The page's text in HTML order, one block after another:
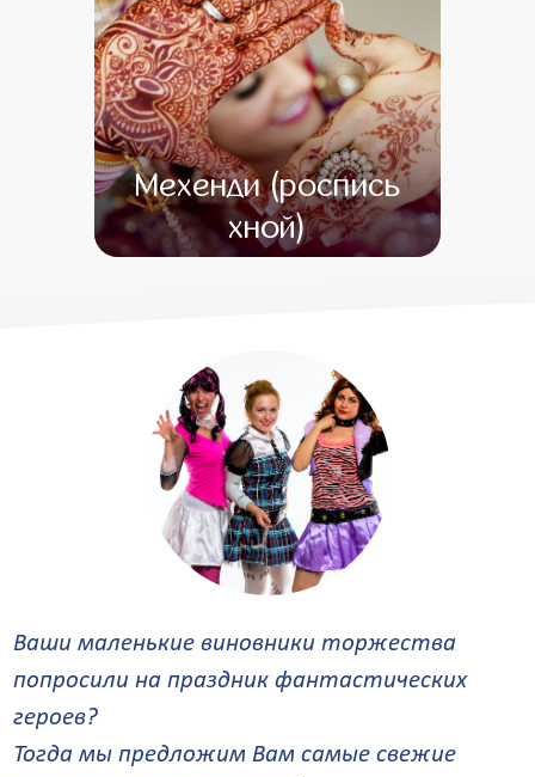
Мехенди (роспись
хной)
Ваши маленькие виновники торжества
попросили на праздник фантастических
героев?
Тогда мы предложим Вам самые свежие